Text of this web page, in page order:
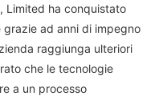
Limited ha conquistato
ad anni di impegno
raggiunga ulteriori
che le tecnologie
a un processo